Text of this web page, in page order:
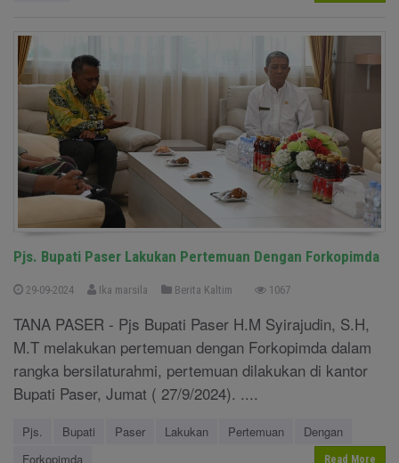
Pjs. Bupati Paser Lakukan Pertemuan Dengan Forkopimda
29-09-2024 Ika marsila Berita Kaltim 1067
TANA PASER - Pjs Bupati Paser H.M Syirajudin, S.H,
M.T melakukan pertemuan dengan Forkopimda dalam
rangka bersilaturahmi, pertemuan dilakukan di kantor
Bupati Paser, Jumat ( 27/9/2024). ....
Pjs. Bupati Paser Lakukan Pertemuan
Dengan
Forkopimda
Read More